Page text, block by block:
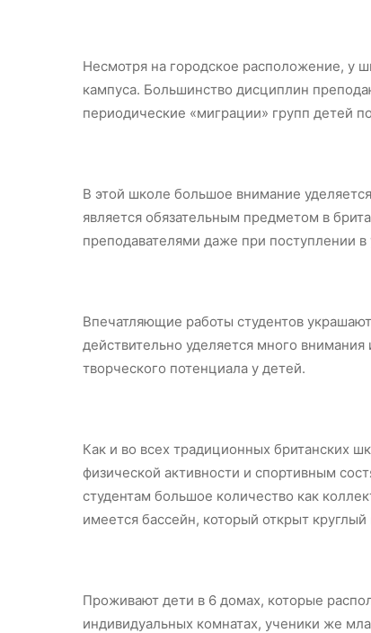
Несмотря на городское расположение, у
кампуса. Большинство дисциплин
периодические «миграции» групп детей
В этой школе большое внимание
является обязательным предметом в
преподавателями даже при поступлении в
Впечатляющие работы студентов
действительно уделяется много
творческого потенциала у детей.
Как и во всех традиционных британских
физической активности и спортивным
студентам большое количество как
имеется бассейн, который открыт круглый
Проживают дети в 6 домах, которые
индивидуальных комнатах, ученики же